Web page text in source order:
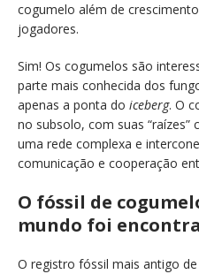
cogumelo além de
jogadores.
Sim! Os cogumelos são
parte mais conhecida dos
apenas a ponta do iceberg. O
no subsolo, com suas “raízes”
uma rede complexa e
comunicação e cooperação
O fóssil de
mundo foi
O registro fóssil mais antigo